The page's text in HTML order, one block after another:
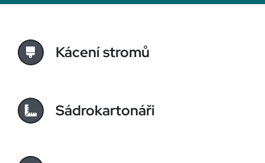
Kácení stromů
Sádrokartonáři